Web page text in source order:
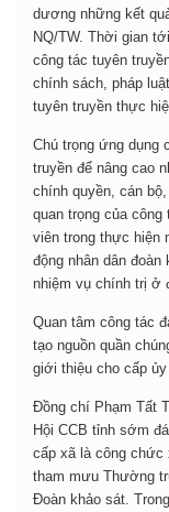
dương những kết
NQ/TW. Thời gian
công tác tuyên
chính sách, pháp
tuyên truyền thực
Chú trọng ứng dụng
truyền để nâng cao
chính quyền, cán
quan trọng của công
viên trong thực hiện
động nhân dân
nhiệm vụ chính trị ở
Quan tâm công tác
tạo nguồn quần
giới thiệu cho cấp
Đồng chí Phạm Tất
Hội CCB tỉnh sớm
cấp xã là công chức
tham mưu Thường
Đoàn khảo sát.